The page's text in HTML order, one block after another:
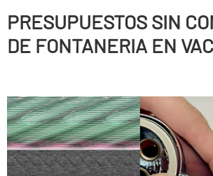
PRESUPUESTOS SIN
DE FONTANERIA EN